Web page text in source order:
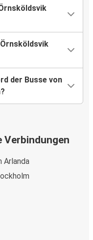
der Busse von
Verbindungen
Arlanda